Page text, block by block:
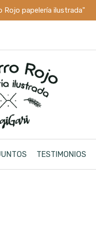
Rojo papelería ilustrada"
TESTIMONIOS